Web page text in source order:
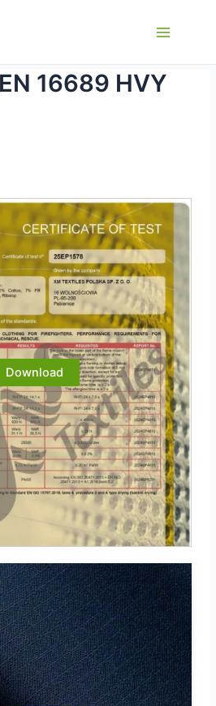
Menu
16689 HVY
Download